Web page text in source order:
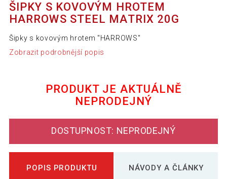
ŠIPKY S KOVOVÝM HROTEM
HARROWS STEEL MATRIX 20G
Šipky s kovovým hrotem "HARROWS"
Zobrazit podrobnější popis
PRODUKT JE AKTUÁLNĚ
NEPRODEJNÝ
DOSTUPNOST: NEPRODEJNÝ
POPIS PRODUKTU NÁVODY A ČLÁNKY